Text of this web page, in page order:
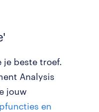
beste troef.
Analysis
jouw
en